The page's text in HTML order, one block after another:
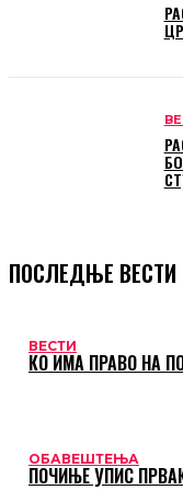
ПОСЛЕДЊЕ ВЕСТИ
ВЕСТИ
КО ИМА ПРАВО НА
ОБАВЕШТЕЊА
ПОЧИЊЕ УПИС